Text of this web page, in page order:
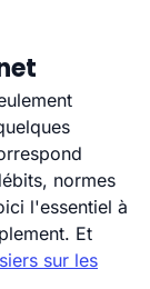
normes
l'essentiel à
Et
sur les